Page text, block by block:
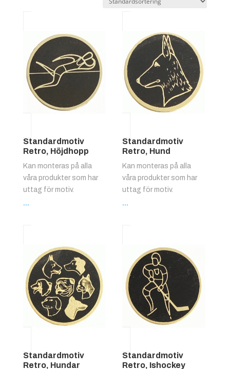
Standardmotiv
Retro, Höjdhopp
Kan monteras på alla
våra produkter som har
uttag för motiv.
...
Standardmotiv
Retro, Hund
Kan monteras på alla
våra produkter som har
uttag för motiv.
...
Standardmotiv
Retro, Hundar
Standardmotiv
Retro, Ishockey